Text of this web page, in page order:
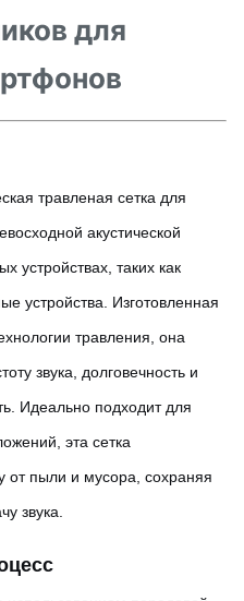
для
травленая сетка для
акустической
устройствах, таких как
устройства. Изготовленная
травления, она
звука, долговечность и
Идеально подходит для
эта сетка
от пыли и мусора, сохраняя
звука.